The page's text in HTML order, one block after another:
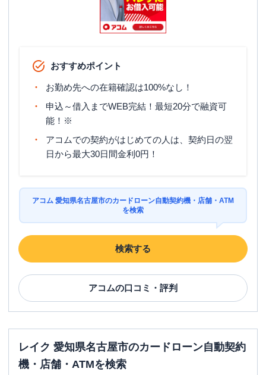
自動契約コーナー
平日：09:00-21:00
ATM営業時間
土曜：07:00-24:00
駐車場 〇
おすすめポイント
お勤め先への在籍確認は100%なし！
申込～借入までWEB完結！最短20分で融資可
能！※
アコムでの契約がはじめての人は、契約日の翌
日から最大30日間金利0円！
アコム 愛知県名古屋市のカードローン自動契約機・店舗・ATM
を検索
検索する
アコムの口コミ・評判
レイク 愛知県名古屋市のカードローン自動契約
機・店舗・ATMを検索